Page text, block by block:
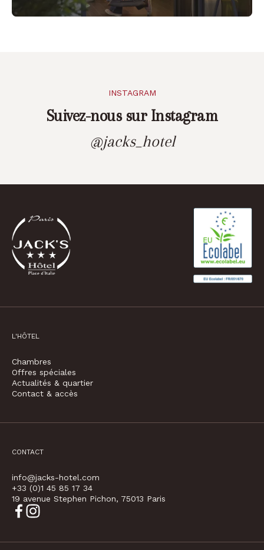
INSTAGRAM
Suivez-nous sur Instagram
@jacks_hotel
L'HÔTEL
Chambres
Offres spéciales
Actualités & quartier
Contact & accès
CONTACT
info@jacks-hotel.com
+33 (0)1 45 85 17 34
19 avenue Stephen Pichon, 75013 Paris